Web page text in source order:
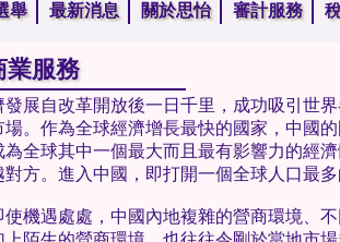
舉 最新消息 關於思怡 審計服務
業服務
發展自改革開放後一日千里，成功吸引世
場。作為全球經濟增長最快的國家，中國
為全球其中一個最大而且最有影響力的經
對方。進入中國，即打開一個全球人口最
使機遇處處，中國內地複雜的營商環境、